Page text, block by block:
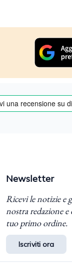
Newsletter
Ricevi le notizie e
nostra redazione
tuo primo ordine.
Iscriviti ora